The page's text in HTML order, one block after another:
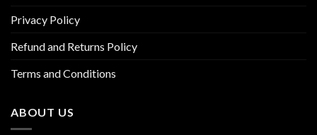
Privacy Policy
Refund and Returns Policy
Terms and Conditions
ABOUT US